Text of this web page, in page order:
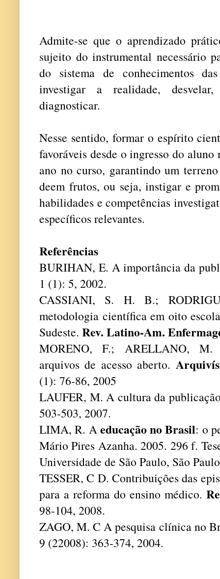
Admite-se que o aprendizado
sujeito do instrumental necessário
do sistema de conhecimentos
investigar a realidade,
diagnosticar.
Nesse sentido, formar o espírito
favoráveis desde o ingresso do
ano no curso, garantindo um
deem frutos, ou seja, instigar e
habilidades e competências
específicos relevantes.
Referências
BURIHAN, E. A importância da
1 (1): 5, 2002.
CASSIANI, S. H. B.;
metodologia científica em oito
Sudeste. Rev. Latino-Am.
MORENO, F.; ARELLANO, M.
arquivos de acesso aberto.
(1): 76-86, 2005
LAUFER, M. A cultura da
503-503, 2007.
LIMA, R. Aeducação no Brasil: o
Mário Pires Azanha. 2005. 296 f.
Universidade de São Paulo, São
TESSER, C D. Contribuições das
para a reforma do ensino médico.
98-104, 2008.
ZAGO, M. C A pesquisa clínica no
9 (22008): 363-374, 2004.